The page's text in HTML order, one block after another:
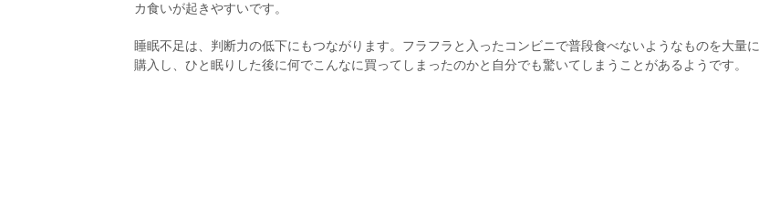
カ食いが起きやすいです。
睡眠不足は、判断力の低下にもつながります。フラフラと入ったコンビニで普段食べないようなものを大量に
購入し、ひと眠りした後に何でこんなに買ってしまったのかと自分でも驚いてしまうことがあるようです。